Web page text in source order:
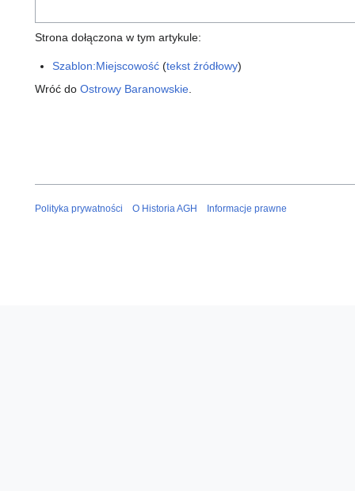
Strona dołączona w tym artykule:
Szablon:Miejscowość (tekst źródłowy)
Wróć do Ostrowy Baranowskie
Polityka prywatności O Historia AGH Informacje prawne